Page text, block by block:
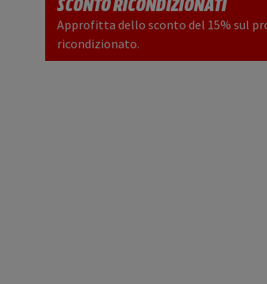
Approfitta dello sconto del 15% sul
ricondizionato.